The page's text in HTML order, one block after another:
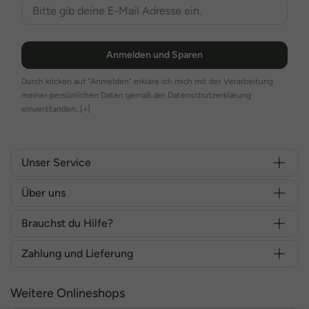
Blazer & Jacken: Strukturierte Schnitte, modische Farben und
Röcke: Schwingend oder figurbetont – kombiniere sie zu
Deinen Lieblingsblusen für einen femininen Auftritt.
Stil, Komfort und Weiblichkeit.
raffinierten Schnitten, hochwertiger Verarbeitung und Designs, die
Egal, ob Du einen romantischen, verspielten oder eleganten Look
Anmelden und Sparen
Durch klicken auf "Anmelden" erkläre ich mich mit der Verarbeitung
meiner persönlichen Daten gemäß der Datenschutzerklärung
einverstanden. [+]
Unser Service
Über uns
Brauchst du Hilfe?
Zahlung und Lieferung
Weitere Onlineshops